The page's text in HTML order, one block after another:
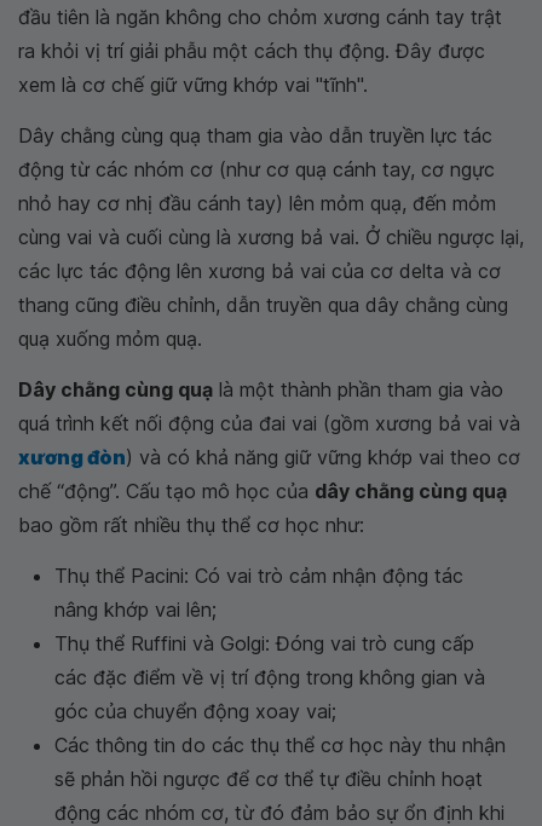
đầu tiên là ngăn không cho chỏm xương cánh tay trật
ra khỏi vị trí giải phẫu một cách thụ động. Đây được
xem là cơ chế giữ vững khớp vai "tĩnh".
Dây chằng cùng quạ tham gia vào dẫn truyền lực tác
động từ các nhóm cơ (như cơ quạ cánh tay, cơ ngực
nhỏ hay cơ nhị đầu cánh tay) lên mỏm quạ, đến mỏm
cùng vai và cuối cùng là xương bả vai. Ở chiều ngược lại,
các lực tác động lên xương bả vai của cơ delta và cơ
thang cũng điều chỉnh, dẫn truyền qua dây chằng cùng
quạ xuống mỏm quạ.
Dây chằng cùng quạ là một thành phần tham gia vào
quá trình kết nối động của đai vai (gồm xương bả vai và
xương đòn) và có khả năng giữ vững khớp vai theo cơ
chế “động”. Cấu tạo mô học của dây chằng cùng quạ
bao gồm rất nhiều thụ thể cơ học như:
Thụ thể Pacini: Có vai trò cảm nhận động tác
nâng khớp vai lên;
Thụ thể Ruffini và Golgi: Đóng vai trò cung cấp
các đặc điểm về vị trí động trong không gian và
góc của chuyển động xoay vai;
Các thông tin do các thụ thể cơ học này thu nhận
sẽ phản hồi ngược để cơ thể tự điều chỉnh hoạt
động các nhóm cơ, từ đó đảm bảo sự ổn định khi